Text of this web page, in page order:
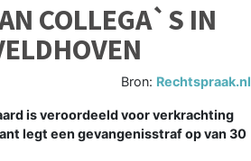
COLLEGA`S IN
Bron: Rechtspraak.nl
is veroordeeld voor verkrachting
legt een gevangenisstraf op van 30